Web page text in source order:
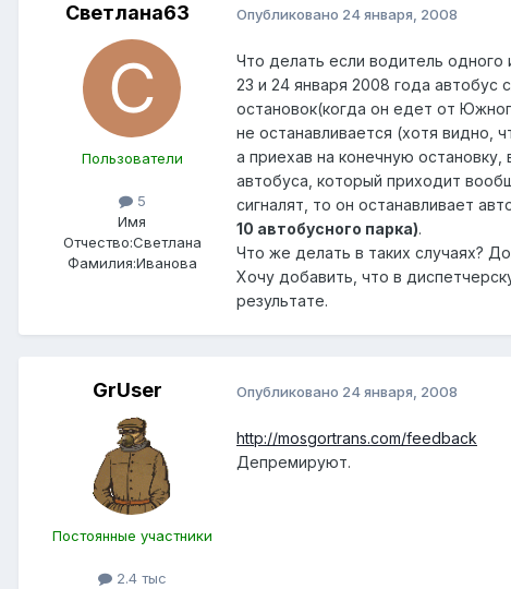
Светлана63
Пользователи
5
Имя
Отчество:Светлана
Фамилия:Иванова
Опубликовано 24 января, 2008
Что делать если водитель одного
23 и 24 января 2008 года
остановок(когда он едет от
не останавливается (хотя видно,
а приехав на конечную остановку,
автобуса, который приходит
сигналят, то он останавливает
10 автобусного парка).
Что же делать в таких случаях?
Хочу добавить, что в
результате.
GrUser
Постоянные участники
2.4 тыс
Опубликовано 24 января, 2008
http://mosgortrans.com/feedback
Депремируют.